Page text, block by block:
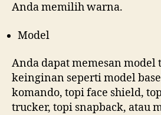
Anda memilih warna.
Model
Anda dapat memesan model
keinginan seperti model
komando, topi face shield,
trucker, topi snapback, atau